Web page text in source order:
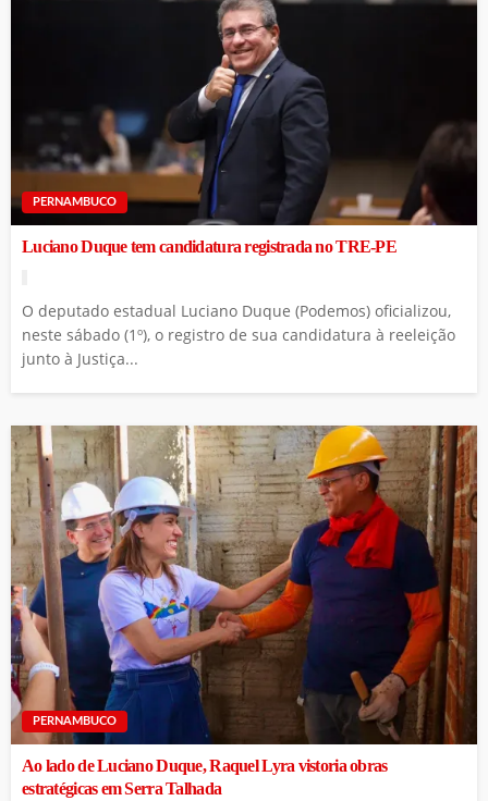
PERNAMBUCO
Luciano Duque tem candidatura registrada no TRE-PE
O deputado estadual Luciano Duque (Podemos) oficializou,
neste sábado (1º), o registro de sua candidatura à reeleição
junto à Justiça...
PERNAMBUCO
Ao lado de Luciano Duque, Raquel Lyra vistoria obras
estratégicas em Serra Talhada